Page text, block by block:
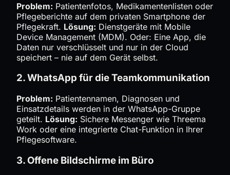
Problem: Patientenfotos, Medikamentenlisten oder
Pflegeberichte auf dem privaten Smartphone der
Pflegekraft. Lösung: Dienstgeräte mit Mobile
Device Management (MDM). Oder: Eine App, die
Daten nur verschlüsselt und nur in der Cloud
speichert – nie auf dem Gerät selbst.
2. WhatsApp für die Teamkommunikation
Problem: Patientennamen, Diagnosen und
Einsatzdetails werden in der WhatsApp-Gruppe
geteilt. Lösung: Sichere Messenger wie Threema
Work oder eine integrierte Chat-Funktion in Ihrer
Pflegesoftware.
3. Offene Bildschirme im Büro